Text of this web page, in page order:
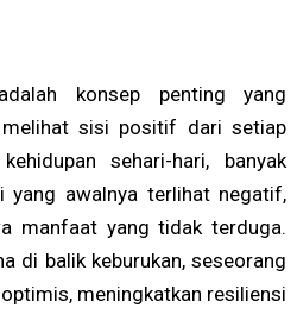
konsep penting yang
sisi positif dari setiap
sehari-hari, banyak
yang awalnya terlihat negatif,
manfaat yang tidak terduga.
di balik keburukan, seseorang
meningkatkan resiliensi